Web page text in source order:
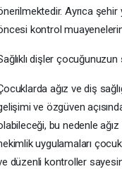
Ayrıca şehir
kontrol
dişler
ağız ve diş
ve özgüven
bu nedenle
uygulamaları
düzenli kontroller